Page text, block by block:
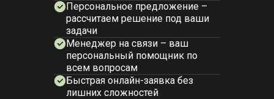
Персональное предложение –
рассчитаем решение под ваши
задачи
Менеджер на связи – ваш
персональный помощник по
всем вопросам
Быстрая онлайн-заявка без
лишних сложностей